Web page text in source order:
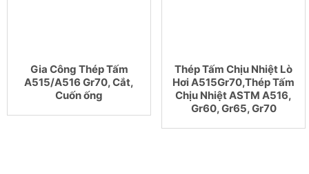
Gia Công Thép Tấm
A515/A516 Gr70, Cắt,
Cuốn ống
Thép Tấm Chịu Nhiệt Lò
Hơi A515Gr70,Thép Tấm
Chịu Nhiệt ASTM A516,
Gr60, Gr65, Gr70